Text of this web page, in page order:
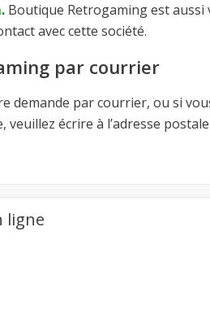
. Boutique Retrogaming est aussi
avec cette société.
par courrier
par courrier, ou si
écrire à l’adresse
ligne